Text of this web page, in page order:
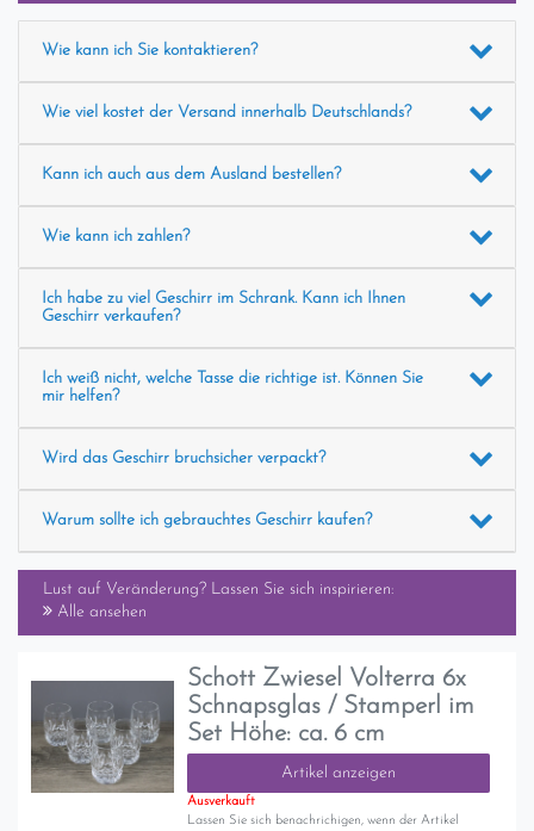
Wie kann ich Sie kontaktieren?
Wie viel kostet der Versand innerhalb Deutschlands?
Kann ich auch aus dem Ausland bestellen?
Wie kann ich zahlen?
Ich habe zu viel Geschirr im Schrank. Kann ich Ihnen
Geschirr verkaufen?
Ich weiß nicht, welche Tasse die richtige ist. Können Sie
mir helfen?
Wird das Geschirr bruchsicher verpackt?
Warum sollte ich gebrauchtes Geschirr kaufen?
Lust auf Veränderung? Lassen Sie sich inspirieren:
Alle ansehen
Schott Zwiesel Volterra 6x
Schnapsglas / Stamperl im
Set Höhe: ca. 6 cm
Artikel anzeigen
Ausverkauft
Lassen Sie sich benachrichigen, wenn der Artikel